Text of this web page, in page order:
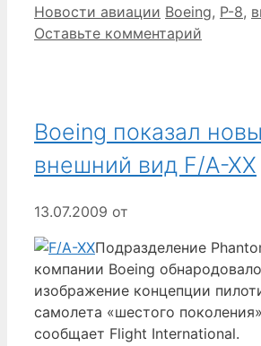
Рубрики
Новости авиации Метки
Boeing, P-8,
Оставьте комментарий
Boeing показал
внешний вид F/A-XX
13.07.2009 от
Подразделение
компании Boeing
изображение концепции
самолета «шестого
сообщает Flight International.